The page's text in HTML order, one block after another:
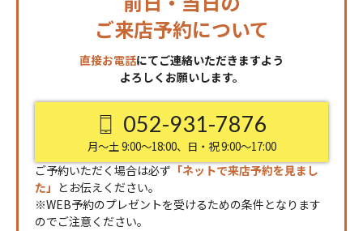
ご来店予約について
直接お電話にてご連絡いただきますよう
よろしくお願いします。
052-931-7876
月〜土 9:00〜18:00、日・祝 9:00〜17:00
ご予約いただく場合は必ず 「ネットで来店予約を見まし
た」 とお伝えください。
※WEB予約のプレゼントを受けるための条件となります
のでご注意ください。